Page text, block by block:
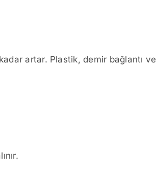
artar. Plastik, demir bağlantı ve